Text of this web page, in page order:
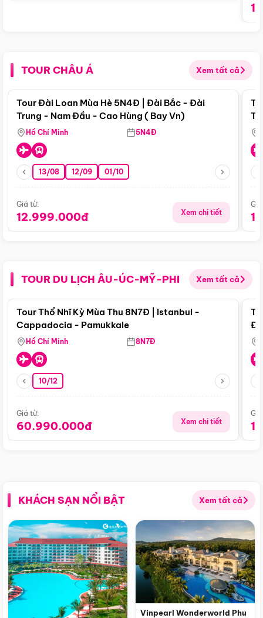
TOUR CHÂU Á Xem tất cả
Điểm nổi bật
Tour Đài Loan Mùa Hè 5N4Đ | Đài Bắc - Đài
Trung - Nam Đầu - Cao Hùng ( Bay Vn)
Hồ Chí Minh 5N4Đ
13/08 12/09 01/10
Giá từ:
12.999.000đ Xem chi tiết
TOUR DU LỊCH ÂU-ÚC-MỸ-PHI Xem tất cả
Điểm nổi bật
Tour Thổ Nhĩ Kỳ Mùa Thu 8N7Đ | Istanbul -
Cappadocia - Pamukkale
Hồ Chí Minh 8N7Đ
10/12
Giá từ:
60.990.000đ Xem chi tiết
KHÁCH SẠN NỔI BẬT Xem tất cả
Vinpearl Wonderworld Phu